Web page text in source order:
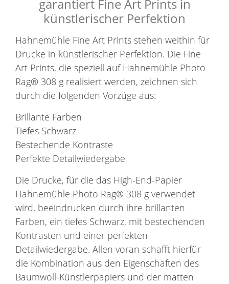
garantiert Fine Art Prints in
künstlerischer Perfektion
Hahnemühle Fine Art Prints stehen weithin für
Drucke in künstlerischer Perfektion. Die Fine
Art Prints, die speziell auf Hahnemühle Photo
Rag® 308 g realisiert werden, zeichnen sich
durch die folgenden Vorzüge aus:
Brillante Farben
Tiefes Schwarz
Bestechende Kontraste
Perfekte Detailwiedergabe
Die Drucke, für die das High-End-Papier
Hahnemühle Photo Rag® 308 g verwendet
wird, beeindrucken durch ihre brillanten
Farben, ein tiefes Schwarz, mit bestechenden
Kontrasten und einer perfekten
Detailwiedergabe. Allen voran schafft hierfür
die Kombination aus den Eigenschaften des
Baumwoll-Künstlerpapiers und der matten